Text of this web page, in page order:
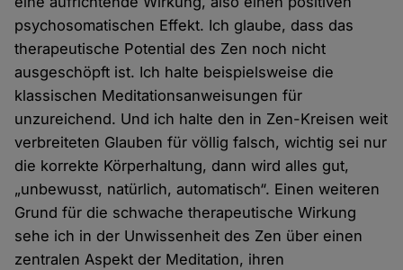
psychosomatischen Effekt. Ich glaube, dass das
therapeutische Potential des Zen noch nicht
ausgeschöpft ist. Ich halte beispielsweise die
klassischen Meditationsanweisungen für
unzureichend. Und ich halte den in Zen-Kreisen weit
verbreiteten Glauben für völlig falsch, wichtig sei nur
die korrekte Körperhaltung, dann wird alles gut,
„unbewusst, natürlich, automatisch“. Einen weiteren
Grund für die schwache therapeutische Wirkung
sehe ich in der Unwissenheit des Zen über einen
zentralen Aspekt der Meditation, ihren